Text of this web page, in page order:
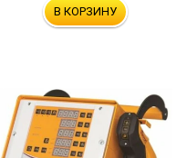
В КОРЗИНУ